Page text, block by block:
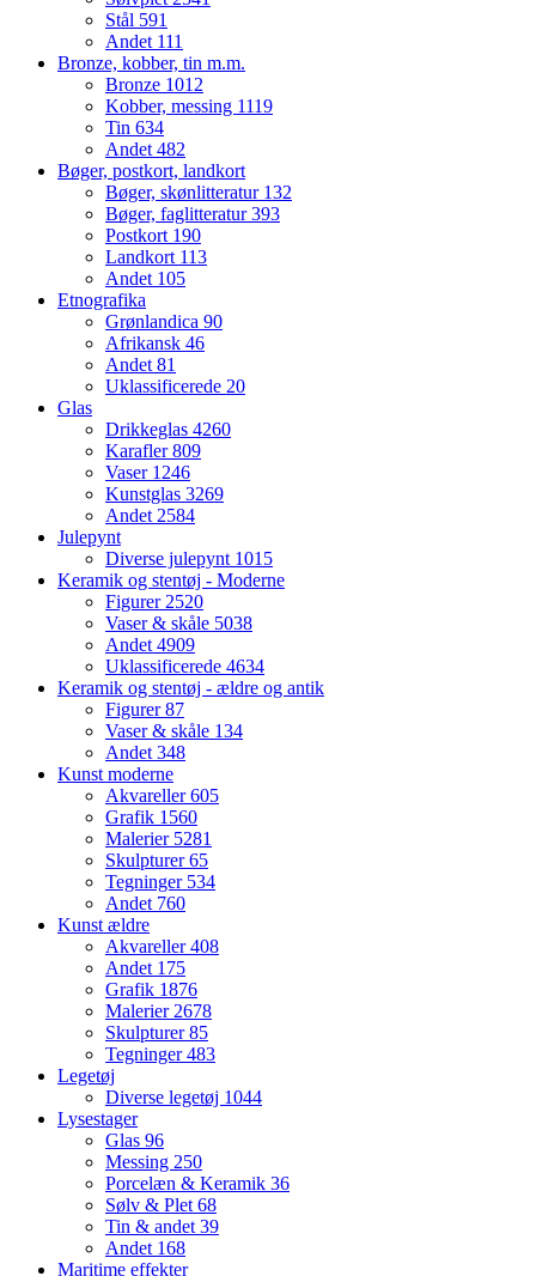
Stål 591
Andet 111
Bronze, kobber, tin m.m.
Bronze 1012
Kobber, messing 1119
Tin 634
Andet482
Bøger, postkort, landkort
Bøger, skønlitteratur 132
Bøger, faglitteratur393
Postkort 190
Landkort 113
Andet 105
Etnografika
Grønlandica 90
Afrikansk 46
Andet81
Uklassificerede 20
Glas
Drikkeglas 4260
Karafler809
Vaser 1246
Kunstglas 3269
Andet2584
Julepynt
Diverse julepynt 1015
Keramik og stentøj - Moderne
Figurer2520
Vaser & skåle 5038
Andet4909
Uklassificerede 4634
Keramik og stentøj - ældre og antik
Figurer87
Vaser & skåle 134
Andet348
Kunst moderne
Akvareller605
Grafik 1560
Malerier 5281
Skulpturer65
Tegninger 534
Andet 760
Kunst ældre
Akvareller408
Andet 175
Grafik 1876
Malerier2678
Skulpturer85
Tegninger483
Legetøj
Diverse legetøj 1044
Lysestager
Glas 96
Messing 250
Porcelæn & Keramik 36
Sølv & Plet68
Tin & andet39
Andet 168
Maritime effekter